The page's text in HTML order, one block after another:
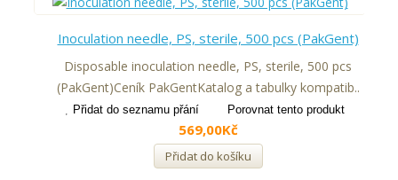
Inoculation needle, PS, sterile, 500 pcs (PakGent)
Disposable inoculation needle, PS, sterile, 500 pcs
(PakGent)Ceník PakGentKatalog a tabulky kompatib..
Přidat do seznamu přání Porovnat tento produkt
569,00Kč
Přidat do košíku